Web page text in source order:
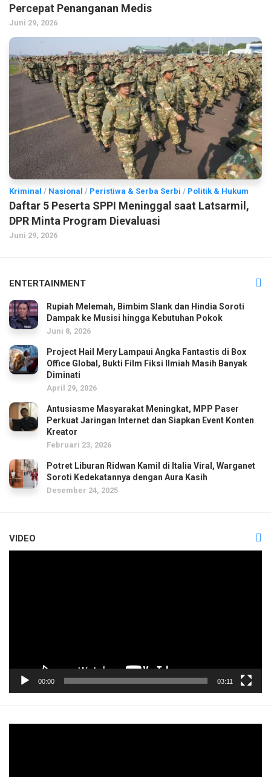
Percepat Penanganan Medis
Juni 29, 2026
Kriminal / Nasional / Peristiwa & Serba Serbi / Politik & Hukum
Daftar 5 Peserta SPPI Meninggal saat Latsarmil,
DPR Minta Program Dievaluasi
Juni 29, 2026
ENTERTAINMENT
Rupiah Melemah, Bimbim Slank dan Hindia Soroti
Dampak ke Musisi hingga Kebutuhan Pokok
Juni 8, 2026
Project Hail Mery Lampaui Angka Fantastis di Box
Office Global, Bukti Film Fiksi Ilmiah Masih Banyak
Diminati
April 29, 2026
Antusiasme Masyarakat Meningkat, MPP Paser
Perkuat Jaringan Internet dan Siapkan Event Konten
Kreator
Februari 23, 2026
Potret Liburan Ridwan Kamil di Italia Viral, Warganet
Soroti Kedekatannya dengan Aura Kasih
Desember 24, 2025
VIDEO
00:00 03:11